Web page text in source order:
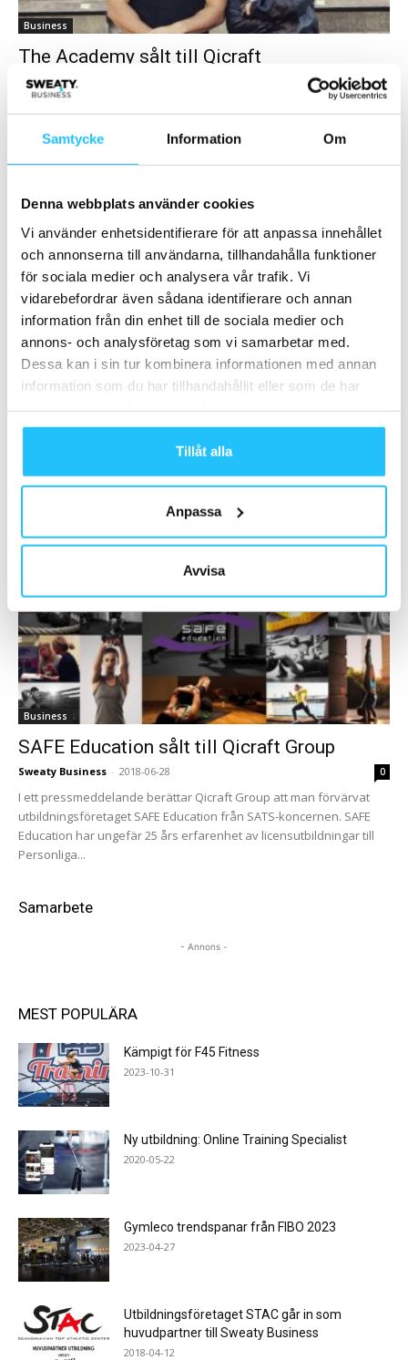
Samtycke Information Om
Denna webbplats använder cookies
Vi använder enhetsidentifierare för att anpassa innehållet
och annonserna till användarna, tillhandahålla funktioner
för sociala medier och analysera vår trafik. Vi
vidarebefordrar även sådana identifierare och annan
information från din enhet till de sociala medier och
annons- och analysföretag som vi samarbetar med.
Dessa kan i sin tur kombinera informationen med annan
information som du har tillhandahållit eller som de har
Tillåt alla
Anpassa
Avvisa
Business
The Academy sålt till Qicraft
Brian van den Brink 0
av varumärket Technogym i...
Business
SAFE Education förvärvar
utbildningsföretaget Sports Club Education
Stockholmsbaserade utbildningsföretaget Sports Club Education. I
Business
SAFE Education sålt till Qicraft Group
Sweaty Business - 2018-06-28 0
I ett pressmeddelande berättar Qicraft Group att man förvärvat
utbildningsföretaget SAFE Education från SATS-koncernen. SAFE
Education har ungefär 25 års erfarenhet av licensutbildningar till
Personliga...
Samarbete
- Annons -
MEST POPULÄRA
Kämpigt för F45 Fitness
2023-10-31
Ny utbildning: Online Training Specialist
2020-05-22
Gymleco trendspanar från FIBO 2023
2023-04-27
Utbildningsföretaget STAC går in som
huvudpartner till Sweaty Business
2018-04-12